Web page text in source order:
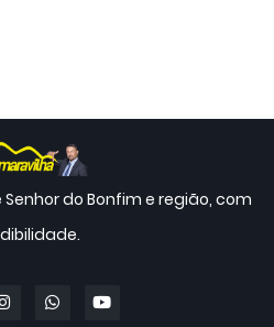
do Bonfim e região, com